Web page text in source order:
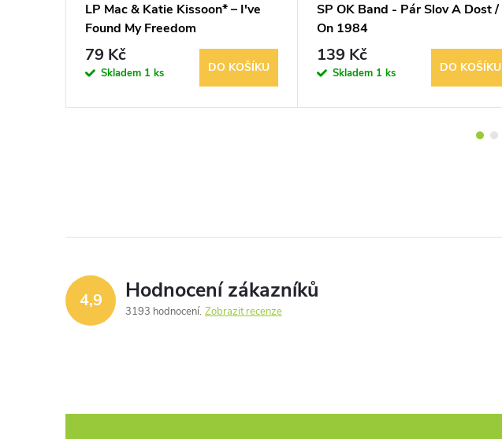
LP Mac & Katie Kissoon* – I've
Found My Freedom
79 Kč
Skladem 1 ks DO KOŠÍKU
SP OK Band - Pár Slov A Dost /
On 1984
139 Kč
Skladem 1 ks DO KOŠÍKU
4,9 Hodnocení zákazníků
3193 hodnocení Zobrazit recenze